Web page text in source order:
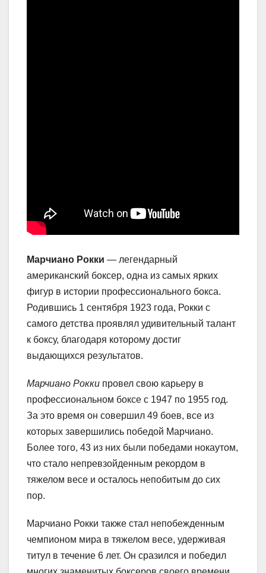
Марчиано Рокки — легендарный
американский боксер, одна из самых ярких
фигур в истории профессионального бокса.
Родившись 1 сентября 1923 года, Рокки с
самого детства проявлял удивительный талант
к боксу, благодаря которому достиг
выдающихся результатов.
Марчиано Рокки провел свою карьеру в
профессиональном боксе с 1947 по 1955 год.
За это время он совершил 49 боев, все из
которых завершились победой Марчиано.
Более того, 43 из них были победами нокаутом,
что стало непревзойденным рекордом в
тяжелом весе и осталось непобитым до сих
пор.
Марчиано Рокки также стал непобежденным
чемпионом мира в тяжелом весе, удерживая
титул в течение 6 лет. Он сразился и победил